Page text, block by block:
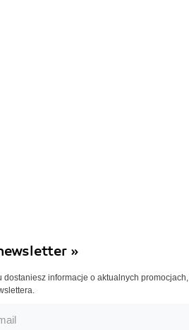
»
dostaniesz informacje o aktualnych